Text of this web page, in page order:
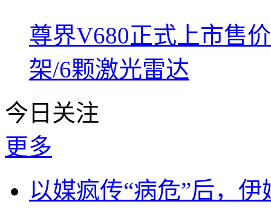
尊界V680正式上市售
架/6颗激光雷达
今日关注
更多
以媒疯传“病危”后，